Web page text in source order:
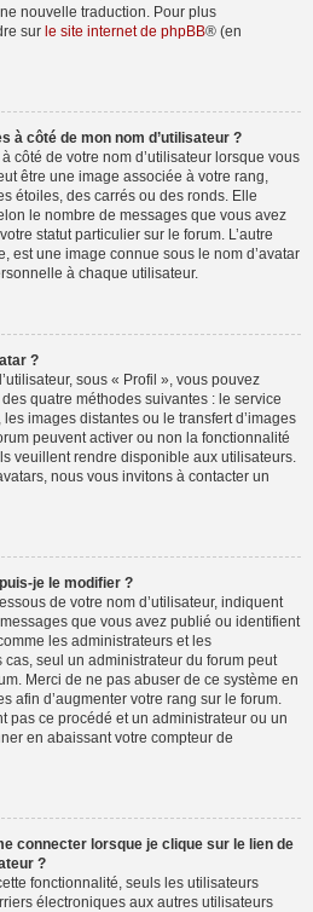
nouvelle traduction. Pour plus
sur le site internet de phpBB® (en
à côté de mon nom d’utilisateur ?
côté de votre nom d’utilisateur lorsque vous
être une image associée à votre rang,
étoiles, des carrés ou des ronds. Elle
le nombre de messages que vous avez
statut particulier sur le forum. L’autre
est une image connue sous le nom d’avatar
à chaque utilisateur.
?
sous « Profil », vous pouvez
quatre méthodes suivantes : le service
images distantes ou le transfert d’images
peuvent activer ou non la fonctionnalité
veuillent rendre disponible aux utilisateurs.
nous vous invitons à contacter un
je le modifier ?
de votre nom d’utilisateur, indiquent
que vous avez publié ou identifient
les administrateurs et les
seul un administrateur du forum peut
Merci de ne pas abuser de ce système en
afin d’augmenter votre rang sur le forum.
pas ce procédé et un administrateur ou un
en abaissant votre compteur de
connecter lorsque je clique sur le lien de
?
fonctionnalité, seuls les utilisateurs
électroniques aux autres utilisateurs